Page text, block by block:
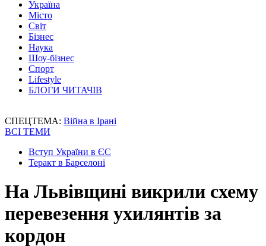
Україна
Місто
Світ
Бізнес
Наука
Шоу-бізнес
Спорт
Lifestyle
БЛОГИ ЧИТАЧІВ
СПЕЦТЕМА: Війна в Ірані
ВСІ ТЕМИ
Вступ України в ЄС
Теракт в Барселоні
На Львівщині викрили схему
перевезення ухилянтів за
кордон